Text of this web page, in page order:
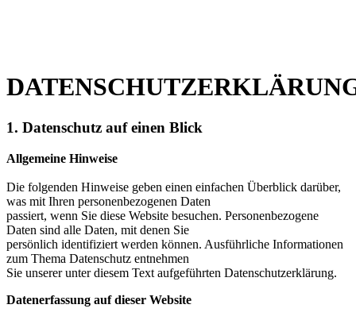
1. Datenschutz auf einen Blick
Allgemeine Hinweise
Die folgenden Hinweise geben einen einfachen Überblick darüber,
was mit Ihren personenbezogenen Daten
passiert, wenn Sie diese Website besuchen. Personenbezogene
Daten sind alle Daten, mit denen Sie
persönlich identifiziert werden können. Ausführliche Informationen
zum Thema Datenschutz entnehmen
Sie unserer unter diesem Text aufgeführten Datenschutzerklärung.
Datenerfassung auf dieser Website